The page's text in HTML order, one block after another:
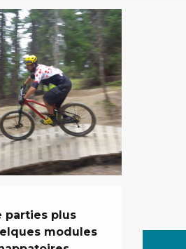
parties plus
modules